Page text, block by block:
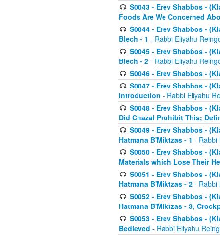
S0043 - Erev Shabbos -
Foods Are We Concerned
S0044 - Erev Shabbos -
Blech - 1 - Rabbi Eliyahu
S0045 - Erev Shabbos -
Blech - 2 - Rabbi Eliyahu
S0046 - Erev Shabbos -
S0047 - Erev Shabbos -
Introduction - Rabbi Eliyahu
S0048 - Erev Shabbos -
Did Chazal Prohibit This;
S0049 - Erev Shabbos -
Hatmana B'Miktzas - 1 - Rabbi
S0050 - Erev Shabbos -
Materials which Lose Their
S0051 - Erev Shabbos -
Hatmana B'Miktzas - 2 - Rabbi
S0052 - Erev Shabbos -
Hatmana B'Miktzas - 3;
S0053 - Erev Shabbos -
Bedieved - Rabbi Eliyahu